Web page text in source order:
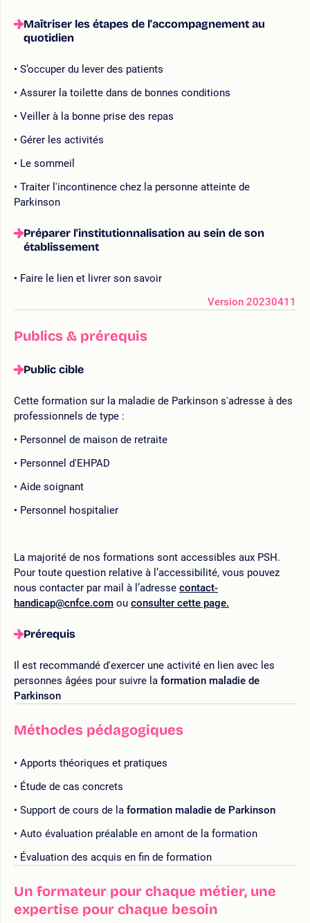
Maîtriser les étapes de l'accompagnement au
quotidien
S’occuper du lever des patients
Assurer la toilette dans de bonnes conditions
Veiller à la bonne prise des repas
Gérer les activités
Le sommeil
Traiter l'incontinence chez la personne atteinte de
Parkinson
Préparer l'institutionnalisation au sein de son
établissement
Faire le lien et livrer son savoir
Version 20230411
Publics & prérequis
Public cible
Cette formation sur la maladie de Parkinson s'adresse à des
professionnels de type :
Personnel de maison de retraite
Personnel d'EHPAD
Aide soignant
Personnel hospitalier
La majorité de nos formations sont accessibles aux PSH.
Pour toute question relative à l’accessibilité, vous pouvez
nous contacter par mail à l’adresse contact-
handicap@cnfce.com ou consulter cette page.
Prérequis
Il est recommandé d'exercer une activité en lien avec les
personnes âgées pour suivre la formation maladie de
Parkinson
Méthodes pédagogiques
Apports théoriques et pratiques
Étude de cas concrets
Support de cours de la formation maladie de Parkinson
Auto évaluation préalable en amont de la formation
Évaluation des acquis en fin de formation
Un formateur pour chaque métier, une
expertise pour chaque besoin